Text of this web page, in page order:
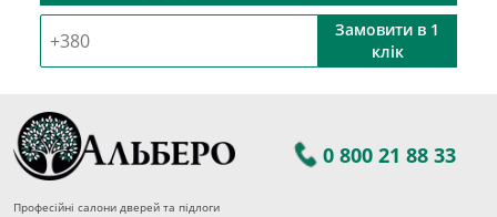
Замовити в 1
клік
0 800 21 88 33
Професійні салони дверей та підлоги